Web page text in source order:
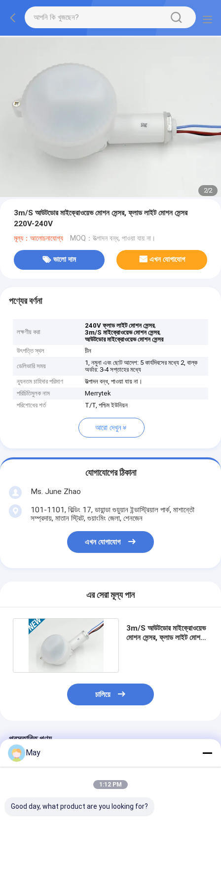
2/2
3m/S আউটডোর মাইক্রোওয়েভ মোশন সেন্সর, ফ্লাড লাইট মোশন সেন্সর
220V-240V
মূল্য：আলোচনাযোগ্য MOQ：উত্পাদন বন্ধ, পাওয়া যায় না।
ভালো দাম এখন যোগাযোগ
পণ্যের বর্ণনা
লক্ষণীয় করা
240V ফ্লাড লাইট মোশন সেন্সর,
3m/S মাইক্রোওয়েভ মোশন সেন্সর,
আউটডোর মাইক্রোওয়েভ মোশন সেন্সর
উৎপত্তি স্থল
চীন
ডেলিভারি সময়
1, নমুনা এবং ছোট আদেশ: 5 কার্যদিবসের মধ্যে 2, বাল্ক
অর্ডার: 3-4 সপ্তাহের মধ্যে
ন্যূনতম চাহিদার পরিমাণ
উত্পাদন বন্ধ, পাওয়া যায় না।
পরিচিতিমুলক নাম
Merrytek
পরিশোধের শর্ত
T/T, পশ্চিম ইউনিয়ন
আরো দেখুন
যোগাযোগের ঠিকানা
Ms. June Zhao
101-1101, বিল্ডিং 17, ডায়ান্ডা গুয়ুয়ান ইন্ডাস্ট্রিয়াল পার্ক, মাশান্তৌ
সম্প্রদায়, মাতান স্ট্রিট, গুয়াংমিং জেলা, শেনজেন
এখন যোগাযোগ
এর সেরা মূল্য পান
3m/S আউটডোর মাইক্রোওয়েভ
মোশন সেন্সর, ফ্লাড লাইট মোশন
চালিয়ে
প্রস্তাবিত পণ্য
May
1:12 PM
Good day, what product are you looking for?